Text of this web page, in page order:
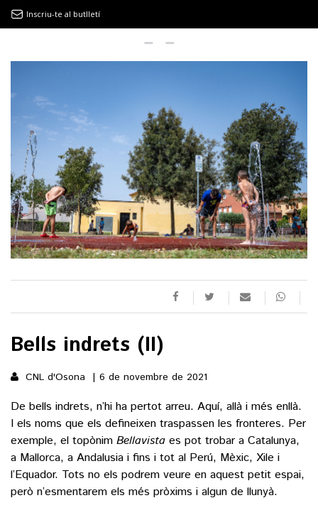
EL CLÀSSIC | ALBERT PLA
“LA VIDA ÉS COM LA MAR: SEMPRE BUSCA L’EQUILIBRI”
NOVETATS DISCOGRÀFIQUES
EL CLÀSSIC | ELS 3 TAMBORS
TEMÀTIQUES
()
()
POLÍTICA
SOCIETAT
ECONOMIA
ESPORTS
HOQUEI PATINS
CULTURA
Inscriu-te al butlletí
Bells indrets (II)
CNL d'Osona 6 de novembre de 2021
De bells indrets, n’hi ha pertot arreu. Aquí, allà i més enllà.
I els noms que els defineixen traspassen les fronteres. Per
exemple, el topònim Bellavista es pot trobar a Catalunya,
a Mallorca, a Andalusia i fins i tot al Perú, Mèxic, Xile i
l’Equador. Tots no els podrem veure en aquest petit espai,
però n’esmentarem els més pròxims i algun de llunyà.